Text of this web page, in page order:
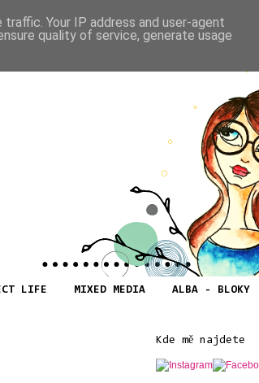
LIFE MIXED MEDIA ALBA - BLOKY
Kde mě najdete
Your IP address and user-agent
quality of service, generate usage